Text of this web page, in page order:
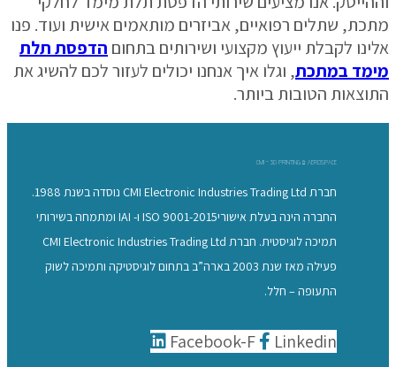
שתלים רפואיים, אביזרים מותאמים אישית ועוד. פנו
לקבלת ייעוץ מקצועי ושירותים בתחוםהדפסת תלת
במתכת, וגלו איך אנחנו יכולים לעזור לכם להשיג את
הטובות ביותר.
CMI - 3D PRINTING & AEROSPACE
חברת CMI Electronic Industries Trading Ltd נוסדה בשנת 1988.
החברה הינה בעלת אישוריISO 9001-2015 ו- IAI ומתמחה בשירותי
תמיכה לוגיסטית. חברת CMI Electronic Industries Trading Ltd
פעילה מאז שנת 2003 בארה”ב בתחום לוגיסטיקה ותמיכה לשוק
התעופה – חלל.
Facebook-F Linkedin